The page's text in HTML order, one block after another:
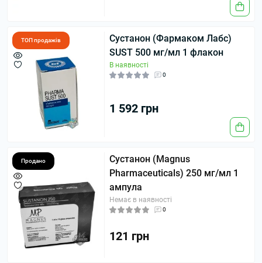
ТОП продажів
Сустанон (Фармаком Лабс)
SUST 500 мг/мл 1 флакон
В наявності
0
1 592 грн
Продано
Сустанон (Magnus
Pharmaceuticals) 250 мг/мл 1
ампула
Немає в наявності
0
121 грн